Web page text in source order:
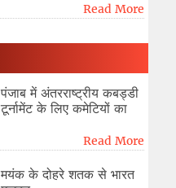
Read More
पंजाब में अंतरराष्ट्रीय कबड्डी
टूर्नामेंट के लिए कमेटियों का
Read More
मयंक के दोहरे शतक से भारत